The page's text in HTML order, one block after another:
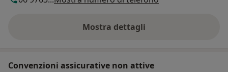
Mostra dettagli
sull'indirizzo
Convenzioni assicurative non attive